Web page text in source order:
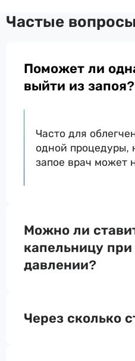
Частые вопросы
Поможет ли
выйти из запоя?
Часто для
одной процедуры,
запое врач может
Можно ли
капельницу
давлении?
Через сколько